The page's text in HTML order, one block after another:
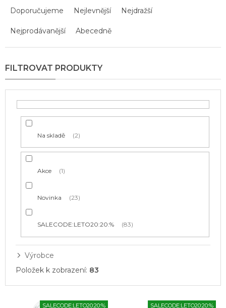
p
r
o
Doporučujeme Nejlevnější Nejdražší
Nejprodávanější Abecedně
Na skladě 2
Akce 1
Novinka 23
SALECODE:LETO20:20:% 83
Výrobce
Položek k zobrazení: 83
SALECODE:LETO20:20:% SALECODE:LETO20:20:%